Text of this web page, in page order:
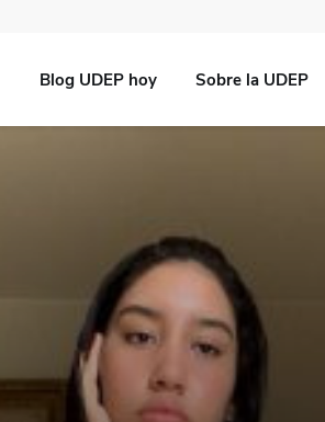
Blog UDEP hoy Sobre la UDEP